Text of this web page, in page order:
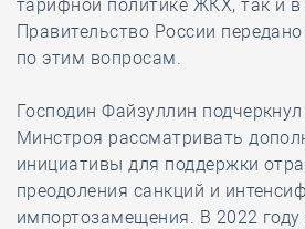
тарифной политике ЖКХ, так и
Правительство России
по этим вопросам.
Господин Файзуллин
Минстроя рассматривать
инициативы для поддержки
преодоления санкций и
импортозамещения. В 2022 году